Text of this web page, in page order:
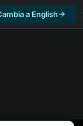
a English